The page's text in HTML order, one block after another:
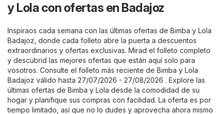
y Lola con ofertas en Badajoz
Inspiraos cada semana con las últimas ofertas de Bimba y Lola
Badajoz, donde cada folleto abre la puerta a descuentos
extraordinarios y ofertas exclusivas. Mirad el folleto completo
y descubrid las mejores ofertas que están aquí solo para
vosotros. Consulte el folleto más reciente de Bimba y Lola
Badajoz válido hasta 27/07/2026 - 27/08/2026 . Explore las
últimas ofertas de Bimba y Lola desde la comodidad de su
hogar y planifique sus compras con facilidad. La oferta es por
tiempo limitado, así que no lo dudes y aprovecha ahora mismo